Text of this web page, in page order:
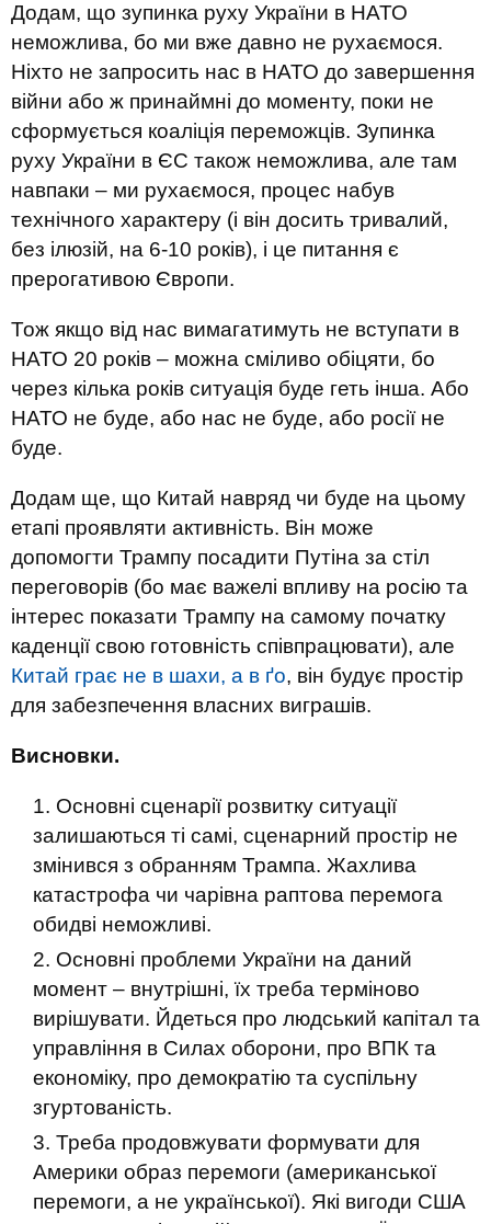
Додам, що зупинка руху України в НАТО
неможлива, бо ми вже давно не рухаємося.
Ніхто не запросить нас в НАТО до завершення
війни або ж принаймні до моменту, поки не
сформується коаліція переможців. Зупинка
руху України в ЄС також неможлива, але там
навпаки – ми рухаємося, процес набув
технічного характеру (і він досить тривалий,
без ілюзій, на 6-10 років), і це питання є
прерогативою Європи.
Тож якщо від нас вимагатимуть не вступати в
НАТО 20 років – можна сміливо обіцяти, бо
через кілька років ситуація буде геть інша. Або
НАТО не буде, або нас не буде, або росії не
буде.
Додам ще, що Китай навряд чи буде на цьому
етапі проявляти активність. Він може
допомогти Трампу посадити Путіна за стіл
переговорів (бо має важелі впливу на росію та
інтерес показати Трампу на самому початку
каденції свою готовність співпрацювати), але
Китай грає не в шахи, а в ґо, він будує простір
для забезпечення власних виграшів.
Висновки.
Основні сценарії розвитку ситуації
залишаються ті самі, сценарний простір не
змінився з обранням Трампа. Жахлива
катастрофа чи чарівна раптова перемога
обидві неможливі.
Основні проблеми України на даний
момент – внутрішні, їх треба терміново
вирішувати. Йдеться про людський капітал та
управління в Силах оборони, про ВПК та
економіку, про демократію та суспільну
згуртованість.
Треба продовжувати формувати для
Америки образ перемоги (американської
перемоги, а не української). Які вигоди США